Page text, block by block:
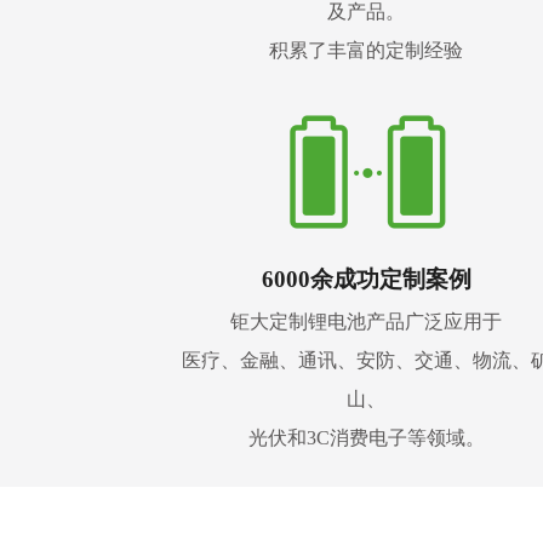
及产品。
积累了丰富的定制经验
6000余成功定制案例
钜大定制锂电池产品广泛应用于
医疗、金融、通讯、安防、交通、物流、
山、
光伏和3C消费电子等领域。